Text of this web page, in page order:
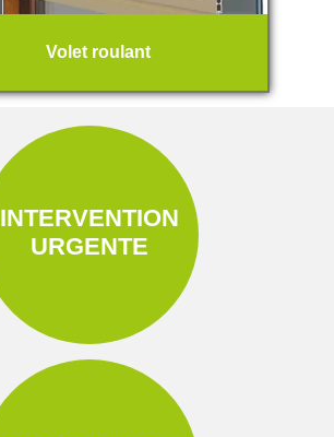
Volet roulant
INTERVENTION
URGENTE